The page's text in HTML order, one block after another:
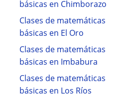
básicas en Chimborazo
Clases de matemáticas
básicas en El Oro
Clases de matemáticas
básicas en Imbabura
Clases de matemáticas
básicas en Los Ríos